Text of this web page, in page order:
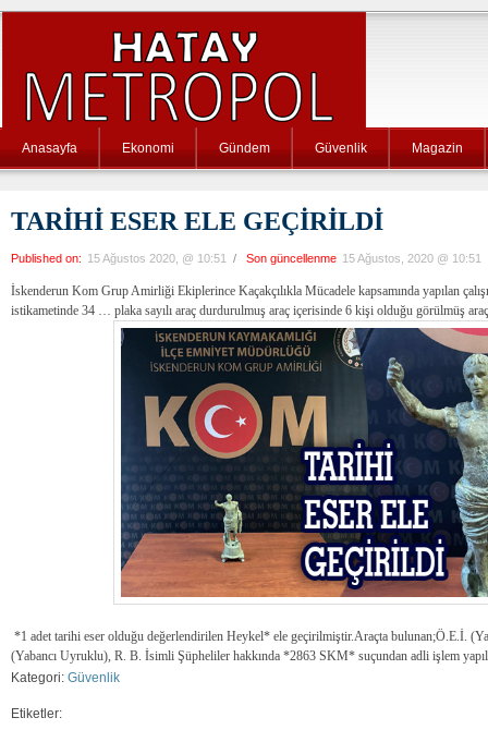
Anasayfa Ekonomi Gündem Güvenlik Magazin
TARİHİ ESER ELE GEÇİRİLDİ
Published on: 15 Ağustos 2020, @ 10:51 / Son güncellenme 15 Ağustos, 2020 @ 10:51
İskenderun Kom Grup Amirliği Ekiplerince Kaçakçılıkla Mücadele kapsamında yapılan
istikametinde 34 … plaka sayılı araç durdurulmuş araç içerisinde 6 kişi olduğu görülmüş
*1 adet tarihi eser olduğu değerlendirilen Heykel* ele geçirilmiştir.Araçta bulunan;Ö.E.İ.
(Yabancı Uyruklu), R. B. İsimli Şüpheliler hakkında *2863 SKM* suçundan adli işlem
Kategori: Güvenlik
Etiketler: